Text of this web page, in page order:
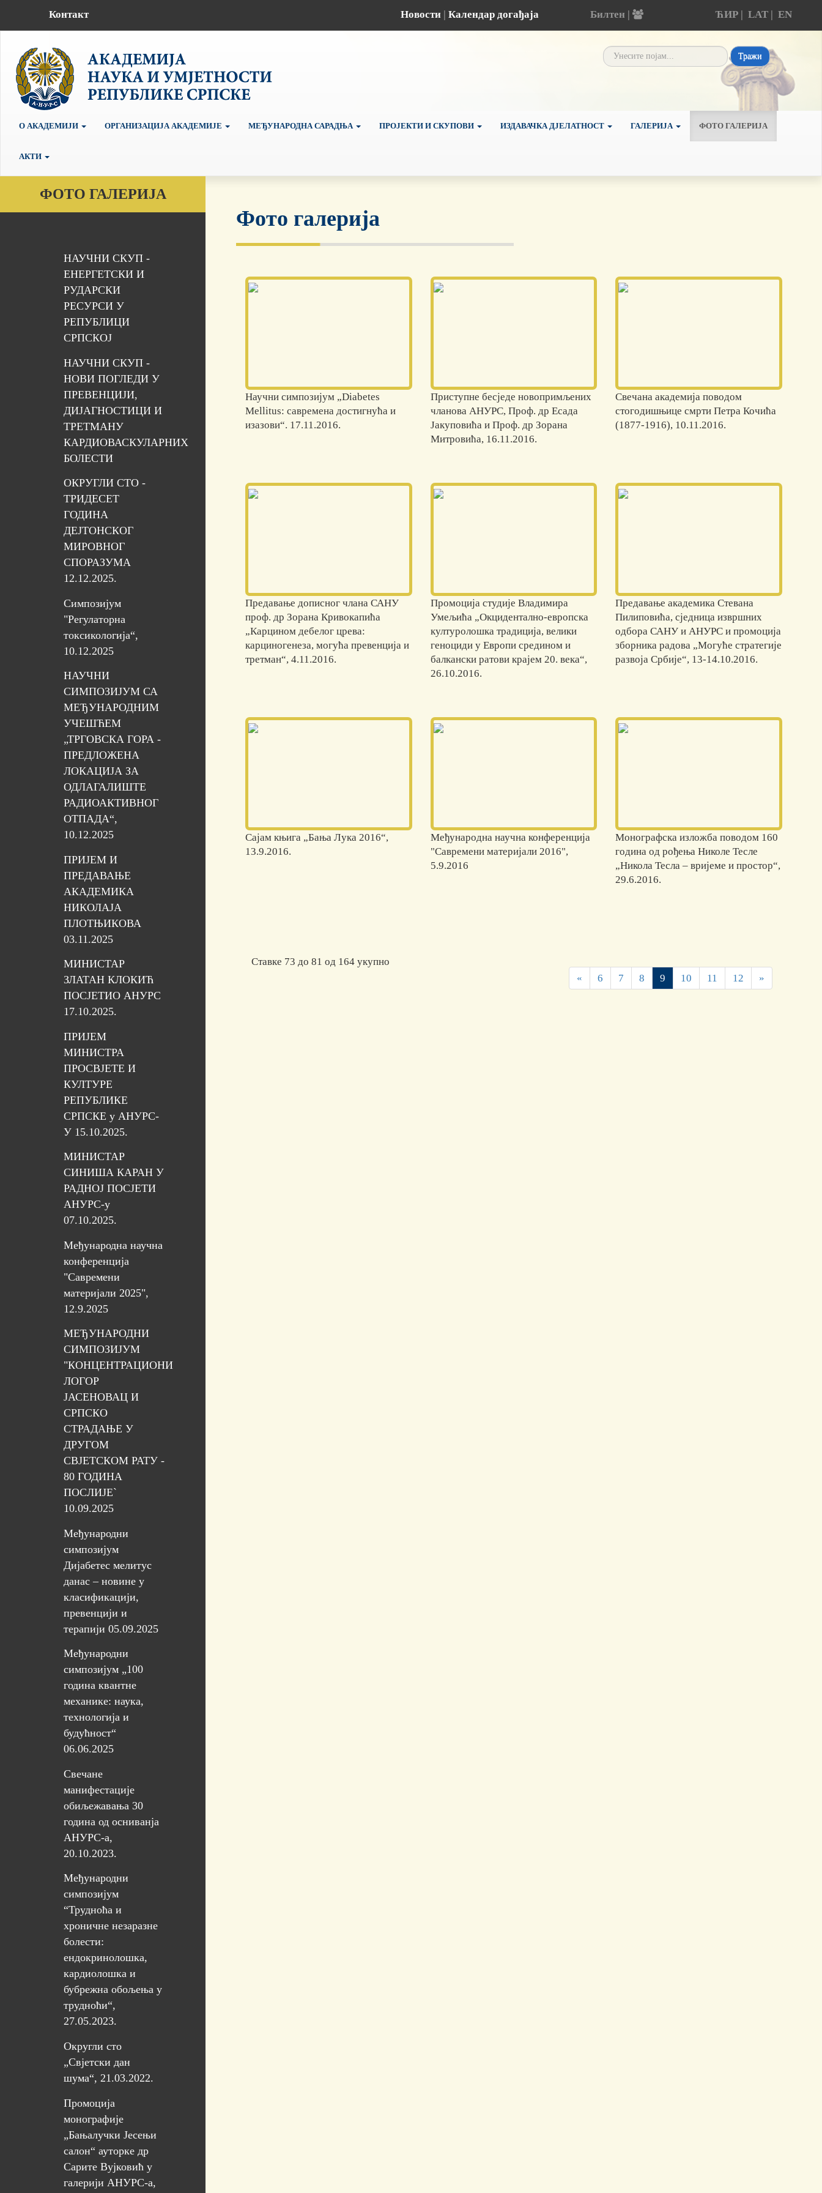
Контакт Новости | Календар догађаја Билтен | ЋИР| LAT| EN
Тражи
О АКАДЕМИЈИ ОРГАНИЗАЦИЈА АКАДЕМИЈЕ МЕЂУНАРОДНА САРАДЊА ПРОЈЕКТИ И СКУПОВИ ИЗДАВАЧКА ДЈЕЛАТНОСТ ГАЛЕРИЈА ФОТО ГАЛЕРИЈА
АКТИ
ФОТО ГАЛЕРИЈА
НАУЧНИ СКУП -
ЕНЕРГЕТСКИ И
РУДАРСКИ
РЕСУРСИ У
РЕПУБЛИЦИ
СРПСКОЈ
НАУЧНИ СКУП -
НОВИ ПОГЛЕДИ У
ПРЕВЕНЦИЈИ,
ДИЈАГНОСТИЦИ И
ТРЕТМАНУ
КАРДИОВАСКУЛАРНИХ
БОЛЕСТИ
ОКРУГЛИ СТО -
ТРИДЕСЕТ
ГОДИНА
ДЕЈТОНСКОГ
МИРОВНОГ
СПОРАЗУМА
12.12.2025.
Симпозијум
"Регулаторна
токсикологија“,
10.12.2025
НАУЧНИ
СИМПОЗИЈУМ СА
МЕЂУНАРОДНИМ
УЧЕШЋЕМ
„ТРГОВСКА ГОРА -
ПРЕДЛОЖЕНА
ЛОКАЦИЈА ЗА
ОДЛАГАЛИШТЕ
РАДИОАКТИВНОГ
ОТПАДА“,
10.12.2025
ПРИЈЕМ И
ПРЕДАВАЊЕ
АКАДЕМИКА
НИКОЛАЈА
ПЛОТЊИКОВА
03.11.2025
МИНИСТАР
ЗЛАТАН КЛОКИЋ
ПОСЈЕТИО АНУРС
17.10.2025.
ПРИЈЕМ
МИНИСТРА
ПРОСВЈЕТЕ И
КУЛТУРЕ
РЕПУБЛИКЕ
СРПСКЕ у АНУРС-
У 15.10.2025.
МИНИСТАР
СИНИША КАРАН У
РАДНОЈ ПОСЈЕТИ
АНУРС-у
07.10.2025.
Међународнa научнa
конференцијa
"Савремени
материјали 2025",
12.9.2025
МЕЂУНАРОДНИ
СИМПОЗИЈУМ
"КОНЦЕНТРАЦИОНИ
ЛОГОР
ЈАСЕНОВАЦ И
СРПСКО
СТРАДАЊЕ У
ДРУГОМ
СВЈЕТСКОМ РАТУ -
80 ГОДИНА
ПОСЛИЈЕ`
10.09.2025
Међународни
симпозијум
Дијабетес мелитус
данас – новине у
класификацији,
превенцији и
терапији 05.09.2025
Mеђународни
симпозијум „100
година квантне
механике: наука,
технологија и
будућност“
06.06.2025
Свечане
манифестације
обиљежавања 30
година од осниванја
АНУРС-а,
20.10.2023.
Међународни
симпозијум
“Трудноћа и
хроничне незаразне
болести:
ендокринолошка,
кардиолошка и
бубрежна обољења у
трудноћи“,
27.05.2023.
Округли сто
„Свјетски дан
шума“, 21.03.2022.
Промоција
монографије
„Бањалучки Јесењи
салон“ ауторке др
Сарите Вујковић у
галерији АНУРС-а,
Фото галерија
Научни симпозијум „Diabetes
Mellitus: савремена достигнућа и
изазови“. 17.11.2016.
Приступне бесједе новопримљених
чланова АНУРС, Проф. др Есада
Јакуповића и Проф. др Зорана
Митровића, 16.11.2016.
Свечана академија поводом
стогодишњице смрти Петра Кочића
(1877-1916), 10.11.2016.
Предавање дописног члана САНУ
проф. др Зорана Кривокапића
„Карцином дебелог црева:
карциногенеза, могућа превенција и
третман“, 4.11.2016.
Промоција студије Владимира
Умељића „Окцидентално-европска
културолошка традиција, велики
геноциди у Европи средином и
балкански ратови крајем 20. века“,
26.10.2016.
Предавање академика Стевана
Пилиповића, сједница извршних
одбора САНУ и АНУРС и промоција
зборника радова „Могуће стратегије
развоја Србије“, 13-14.10.2016.
Сајам књига „Бања Лука 2016“,
13.9.2016.
Међународнa научнa конференцијa
"Савремени материјали 2016",
5.9.2016
Монографска изложба поводом 160
година од рођења Николе Тесле
„Никола Тесла – вријеме и простор“,
29.6.2016.
« 6 7 8 9 10 11 12 »
Ставке 73 до 81 од 164 укупно